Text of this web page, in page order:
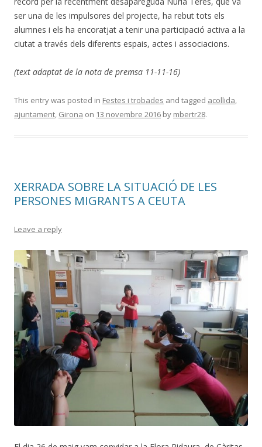
ser una de les impulsores del projecte, ha rebut tots els
alumnes i els ha encoratjat a tenir una participació activa a la
ciutat a través dels diferents espais, actes i associacions.
(text adaptat de la nota de premsa 11-11-16)
This entry was posted in Festes i trobades and tagged acollida,
ajuntament, Girona on 13 novembre 2016 by mbertr28.
XERRADA SOBRE LA SITUACIÓ DE LES
PERSONES MIGRANTS A CEUTA
Leave a reply